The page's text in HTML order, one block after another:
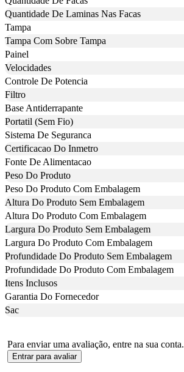
Quantidade De Laminas Nas Facas
Tampa
Tampa Com Sobre Tampa
Painel
Velocidades
Controle De Potencia
Filtro
Base Antiderrapante
Portatil (Sem Fio)
Sistema De Seguranca
Certificacao Do Inmetro
Fonte De Alimentacao
Peso Do Produto
Peso Do Produto Com Embalagem
Altura Do Produto Sem Embalagem
Altura Do Produto Com Embalagem
Largura Do Produto Sem Embalagem
Largura Do Produto Com Embalagem
Profundidade Do Produto Sem Embalagem
Profundidade Do Produto Com Embalagem
Itens Inclusos
Garantia Do Fornecedor
Sac
Para enviar uma avaliação, entre na sua conta.
Entrar para avaliar